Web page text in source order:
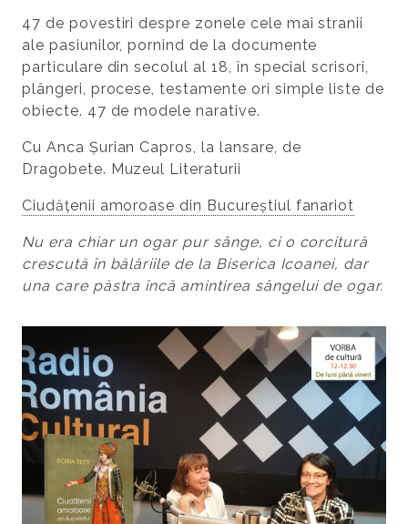
47 de povestiri despre zonele cele mai stranii
ale pasiunilor, pornind de la documente
particulare din secolul al 18, în special scrisori,
plângeri, procese, testamente ori simple liste de
obiecte. 47 de modele narative.
Cu Anca Șurian Capros, la lansare, de
Dragobete. Muzeul Literaturii
Ciudățenii amoroase din Bucureștiul fanariot
Nu era chiar un ogar pur sânge, ci o corcitură
crescută în bălăriile de la Biserica Icoanei, dar
una care păstra încă amintirea sângelui de ogar.